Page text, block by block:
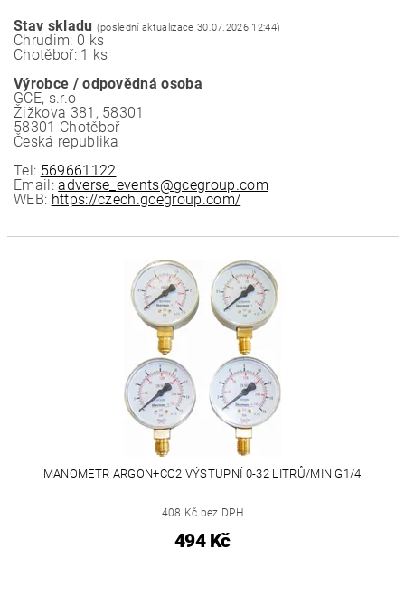
Stav skladu (poslední aktualizace 30.07.2026 12:44)
Chrudim: 0 ks
Chotěboř: 1 ks
Výrobce / odpovědná osoba
GCE, s.r.o
Žižkova 381, 58301
58301 Chotěboř
Česká republika
Tel: 569661122
Email:adverse_events@gcegroup.com
WEB: https://czech.gcegroup.com/
MANOMETR ARGON+CO2 VÝSTUPNÍ 0-32 LITRŮ/MIN G1/4
408 Kč bez DPH
494 Kč